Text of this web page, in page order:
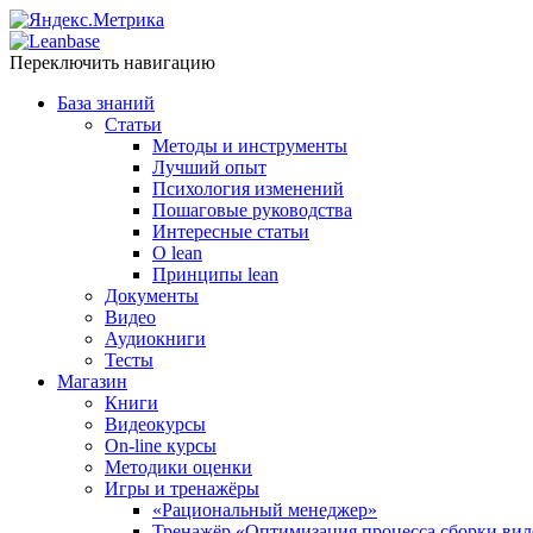
Переключить навигацию
База знаний
Статьи
Методы и инструменты
Лучший опыт
Психология изменений
Пошаговые руководства
Интересные статьи
O lean
Принципы lean
Документы
Видео
Аудиокниги
Тесты
Магазин
Книги
Видеокурсы
On-line курсы
Методики оценки
Игры и тренажёры
«Рациональный менеджер»